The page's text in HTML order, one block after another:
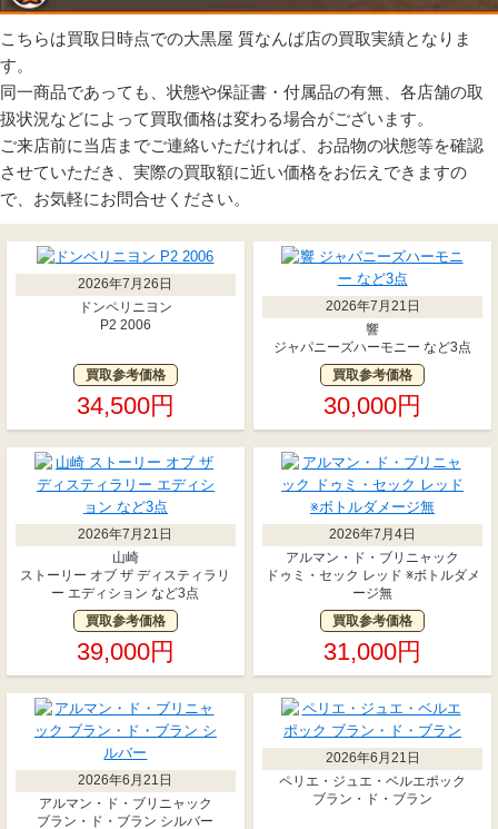
こちらは買取日時点での大黒屋 質なんば店の買取実績となりま
す。
同一商品であっても、状態や保証書・付属品の有無、各店舗の取
扱状況などによって買取価格は変わる場合がございます。
ご来店前に当店までご連絡いただければ、お品物の状態等を確認
させていただき、実際の買取額に近い価格をお伝えできますの
で、お気軽にお問合せください。
2026年7月26日
ドンペリニヨン
P2 2006
買取参考価格
34,500円
2026年7月21日
響
ジャパニーズハーモニー など3点
買取参考価格
30,000円
2026年7月21日
山崎
ストーリー オブ ザ ディスティラリ
ー エディション など3点
買取参考価格
39,000円
2026年7月4日
アルマン・ド・ブリニャック
ドゥミ・セック レッド ※ボトルダメ
ージ無
買取参考価格
31,000円
2026年6月21日
アルマン・ド・ブリニャック
ブラン・ド・ブラン シルバー
2026年6月21日
ペリエ・ジュエ・ベルエポック
ブラン・ド・ブラン